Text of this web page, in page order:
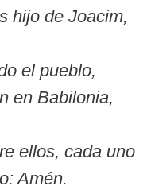
hijo de Joacim,
el pueblo,
en Babilonia,
ellos, cada uno
Amén.